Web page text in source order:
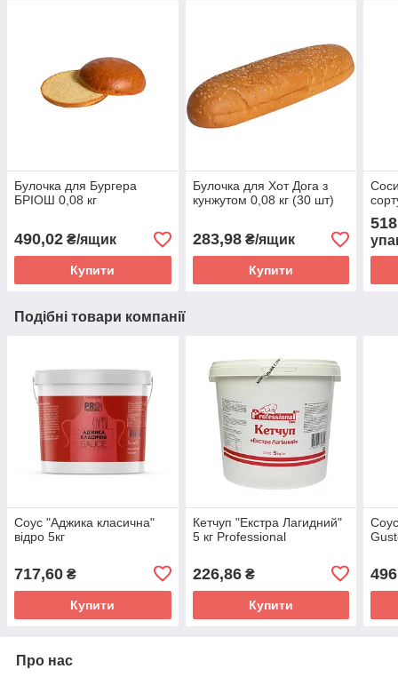
Булочка для Бургера
БРІОШ 0,08 кг
490,02 ₴/ящик
Купити
Булочка для Хот Дога з
кунжутом 0,08 кг (30 шт)
283,98₴/ящик
Купити
Подібні товари компанії
Соус "Аджика класична"
відро 5кг
717,60 ₴
Купити
Кетчуп "Екстра Лагидний"
5 кг Professional
226,86₴
Купити
Про нас